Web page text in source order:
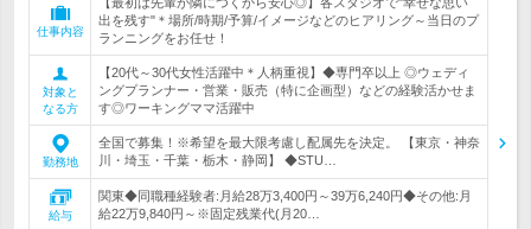
仕事内容
出を残す"＊場所/時期/予算/イメージなどのヒアリング～当日のプ
ランニングをお任せ！
対象と
なる方
【20代～30代女性活躍中＊人柄重視】◆専門卒以上 ◎ウェディ
ングプランナー・営業・販売（特に企画型）などの経験活かせま
す◎ワーキングママ活躍中
勤務地
全国で募集！※希望を最大限考慮し配属先を決定。 【東京・神奈
川・埼玉・千葉・栃木・静岡】 ◆STU…
給与
関東◆同職種経験者:月給28万3,400円～39万6,240円◆その他:月
給22万9,840円～※固定残業代(月20…